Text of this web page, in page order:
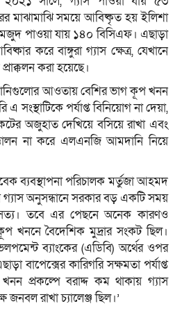
মাঝামাঝি সময়ে আবিষ্কৃত হয় ইলিশা
মজুদ পাওয়া যায় ১৪০ বিসিএফ। এছাড়া
করে বাঙ্গুরা গ্যাস ক্ষেত্র, যেখানে
করা হয়েছে।
আওতায় বেশির ভাগ কূপ খনন
সংস্থাটিকে পর্যাপ্ত বিনিয়োগ না দেয়া,
অজুহাত দেখিয়ে বসিয়ে রাখা এবং
না করে এলএনজি আমদানি নিয়ে
ব্যবস্থাপনা পরিচালক মর্তুজা আহমদ
গ্যাস অনুসন্ধানে সরকার বড় একটি সময়
তবে এর পেছনে অনেক কারণও
খননে বৈদেশিক মুদ্রার সংকট ছিল।
ব্যাংকের (এডিবি) অর্থের ওপর
বাপেক্সের কারিগরি সক্ষমতা পর্যাপ্ত
প্রকল্পে বরাদ্দ কম থাকায় গ্যাস
রাখা চ্যালেঞ্জ ছিল।’